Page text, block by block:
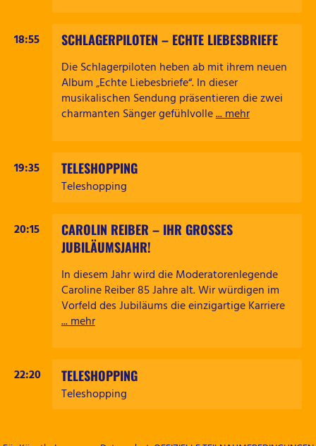
18:55
SCHLAGERPILOTEN – ECHTE LIEBESBRIEFE
Die Schlagerpiloten heben ab mit ihrem neuen
Album „Echte Liebesbriefe“. In dieser
musikalischen Sendung präsentieren die zwei
charmanten Sänger gefühlvolle... mehr
19:35
TELESHOPPING
Teleshopping
20:15
CAROLIN REIBER – IHR GROSSES J
UBILÄUMSJAHR!
In diesem Jahr wird die Moderatorenlegende
Caroline Reiber 85 Jahre alt. Wir würdigen im
Vorfeld des Jubiläums die einzigartige Karriere
... mehr
22:20
TELESHOPPING
Teleshopping